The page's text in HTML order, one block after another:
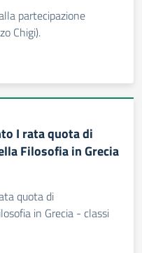
partecipazione
Chigi).
I rata quota di
Filosofia in Grecia
quota di
in Grecia - classi